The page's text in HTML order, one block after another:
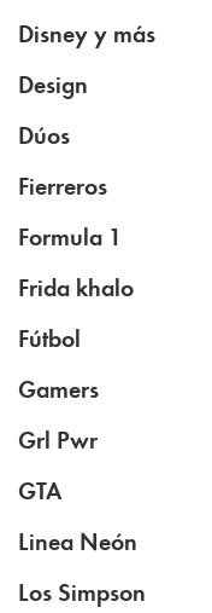
Disney y más
Design
Dúos
Fierreros
Formula 1
Frida khalo
Fútbol
Gamers
Grl Pwr
GTA
Linea Neón
Los Simpson